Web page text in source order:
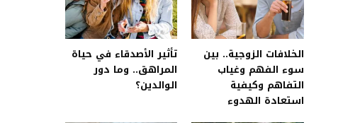
الخلافات الزوجية.. بين
سوء الفهم وغياب
التفاهم وكيفية
استعادة الهدوء
تأثير الأصدقاء في حياة
المراهق.. وما دور
الوالدين؟